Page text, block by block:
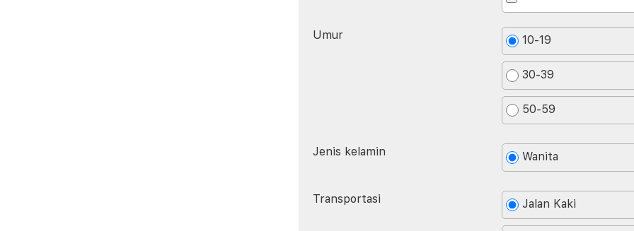
Umur 10-19
30-39
50-59
Jenis kelamin Wanita
Transportasi Jalan Kaki